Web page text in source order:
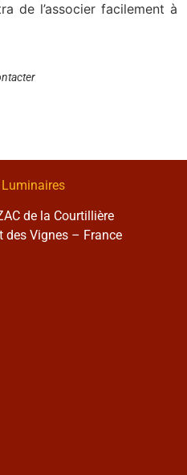
de l’associer facilement à
Luminaires
de la Courtillière
Vignes – France